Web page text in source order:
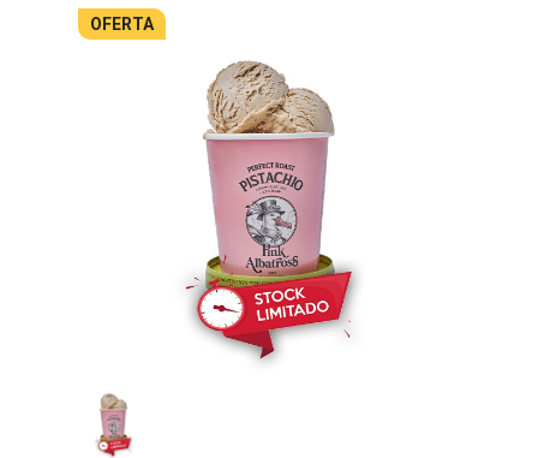
OFERTA